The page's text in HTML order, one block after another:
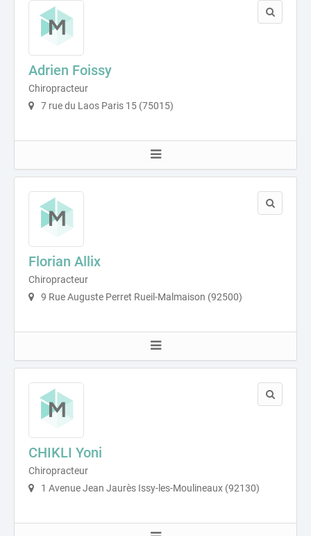
Adrien Foissy
Chiropracteur
7 rue du Laos Paris 15 (75015)
Florian Allix
Chiropracteur
9 Rue Auguste Perret Rueil-Malmaison (92500)
CHIKLI Yoni
Chiropracteur
1 Avenue Jean Jaurès Issy-les-Moulineaux (92130)